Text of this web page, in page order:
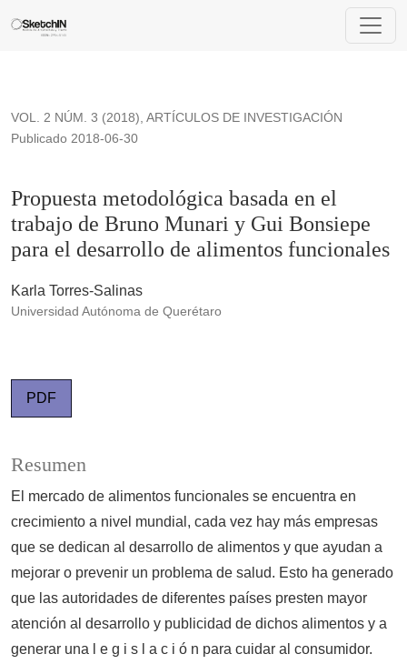
Propuesta metodológica basada en el trabajo de Bruno
VOL. 2 NÚM. 3 (2018), ARTÍCULOS DE INVESTIGACIÓN
Propuesta metodológica basada en el
trabajo de Bruno Munari y Gui Bonsiepe
para el desarrollo de alimentos funcionales
Publicado 2018-06-30
Karla Torres-Salinas
Universidad Autónoma de Querétaro
PDF
Resumen
El mercado de alimentos funcionales se encuentra en
crecimiento a nivel mundial, cada vez hay más empresas
que se dedican al desarrollo de alimentos y que ayudan a
mejorar o prevenir un problema de salud. Esto ha generado
que las autoridades de diferentes países presten mayor
atención al desarrollo y publicidad de dichos alimentos y a
generar una l e g i s l a c i ó n para cuidar al consumidor.